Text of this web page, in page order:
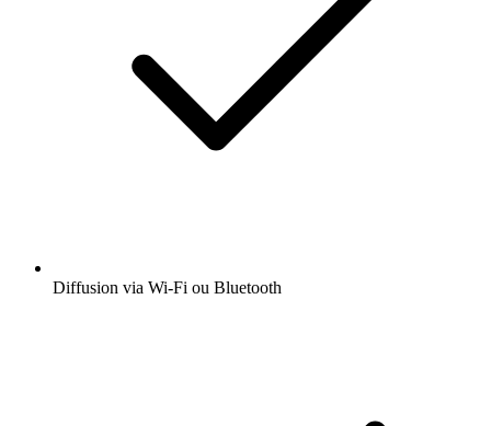
Diffusion via Wi-Fi ou Bluetooth